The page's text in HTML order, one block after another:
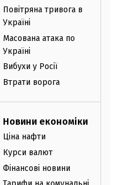
Повітряна тривога в
Україні
Масована атака по
Україні
Вибухи у Росії
Втрати ворога
Новини економіки
Ціна нафти
Курси валют
Фінансові новини